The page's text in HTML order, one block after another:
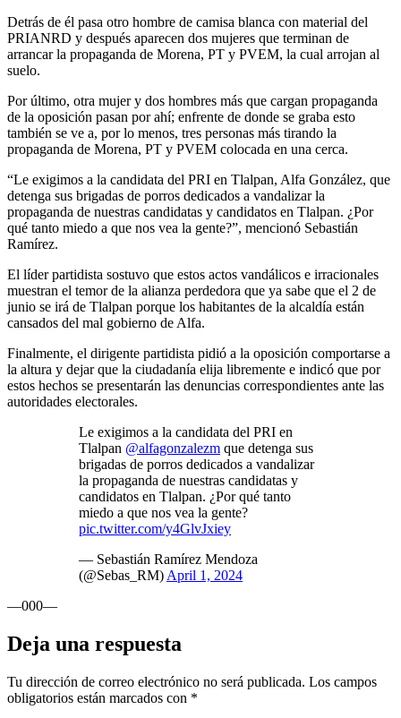
Detrás de él pasa otro hombre de camisa blanca con material del
PRIANRD y después aparecen dos mujeres que terminan de
arrancar la propaganda de Morena, PT y PVEM, la cual arrojan al
suelo.
Por último, otra mujer y dos hombres más que cargan propaganda
de la oposición pasan por ahí; enfrente de donde se graba esto
también se ve a, por lo menos, tres personas más tirando la
propaganda de Morena, PT y PVEM colocada en una cerca.
“Le exigimos a la candidata del PRI en Tlalpan, Alfa González, que
detenga sus brigadas de porros dedicados a vandalizar la
propaganda de nuestras candidatas y candidatos en Tlalpan. ¿Por
qué tanto miedo a que nos vea la gente?”, mencionó Sebastián
Ramírez.
El líder partidista sostuvo que estos actos vandálicos e irracionales
muestran el temor de la alianza perdedora que ya sabe que el 2 de
junio se irá de Tlalpan porque los habitantes de la alcaldía están
cansados del mal gobierno de Alfa.
Finalmente, el dirigente partidista pidió a la oposición comportarse a
la altura y dejar que la ciudadanía elija libremente e indicó que por
estos hechos se presentarán las denuncias correspondientes ante las
autoridades electorales.
Le exigimos a la candidata del PRI en
Tlalpan @alfagonzalezm que detenga sus
brigadas de porros dedicados a vandalizar
la propaganda de nuestras candidatas y
candidatos en Tlalpan. ¿Por qué tanto
miedo a que nos vea la gente?
pic.twitter.com/y4GlvJxiey
— Sebastián Ramírez Mendoza
(@Sebas_RM) April 1, 2024
—000—
Deja una respuesta
Tu dirección de correo electrónico no será publicada. Los campos
obligatorios están marcados con *